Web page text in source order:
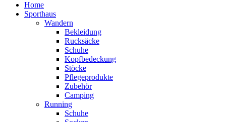
Home
Sporthaus
Wandern
Bekleidung
Rucksäcke
Schuhe
Kopfbedeckung
Stöcke
Pflegeprodukte
Zubehör
Camping
Running
Schuhe